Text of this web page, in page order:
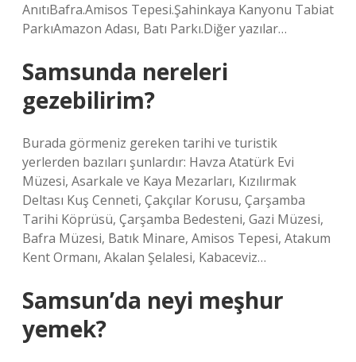
AnıtıBafra.Amisos Tepesi.Şahinkaya Kanyonu Tabiat
ParkıAmazon Adası, Batı Parkı.Diğer yazılar…
Samsunda nereleri
gezebilirim?
Burada görmeniz gereken tarihi ve turistik
yerlerden bazıları şunlardır: Havza Atatürk Evi
Müzesi, Asarkale ve Kaya Mezarları, Kızılırmak
Deltası Kuş Cenneti, Çakçılar Korusu, Çarşamba
Tarihi Köprüsü, Çarşamba Bedesteni, Gazi Müzesi,
Bafra Müzesi, Batık Minare, Amisos Tepesi, Atakum
Kent Ormanı, Akalan Şelalesi, Kabaceviz…
Samsun’da neyi meşhur
yemek?